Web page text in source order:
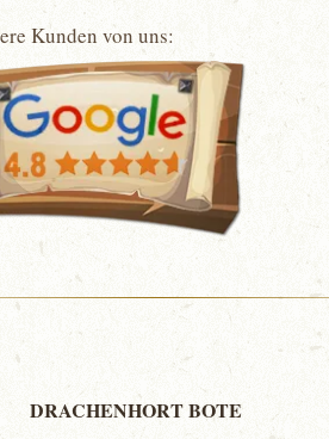
Kunden von uns:
DRACHENHORT BOTE